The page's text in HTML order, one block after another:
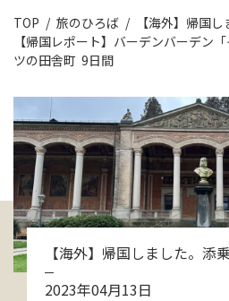
旅のひろば
イベント
新着情報
会社情報
お問い
資料
TOP 旅のひろば
【海外】帰国
【帰国レポート】バーデンバーデン
ツの田舎町 9日間
【海外】帰国しました。添
2023年04月13日